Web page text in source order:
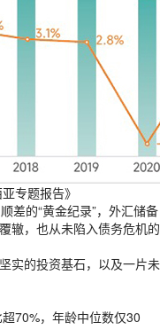
专题报告》
差的“黄金纪录”，外汇储备
辙，也从未陷入债务危机的
实的投资基石，以及一片未
70%，年龄中位数仅30